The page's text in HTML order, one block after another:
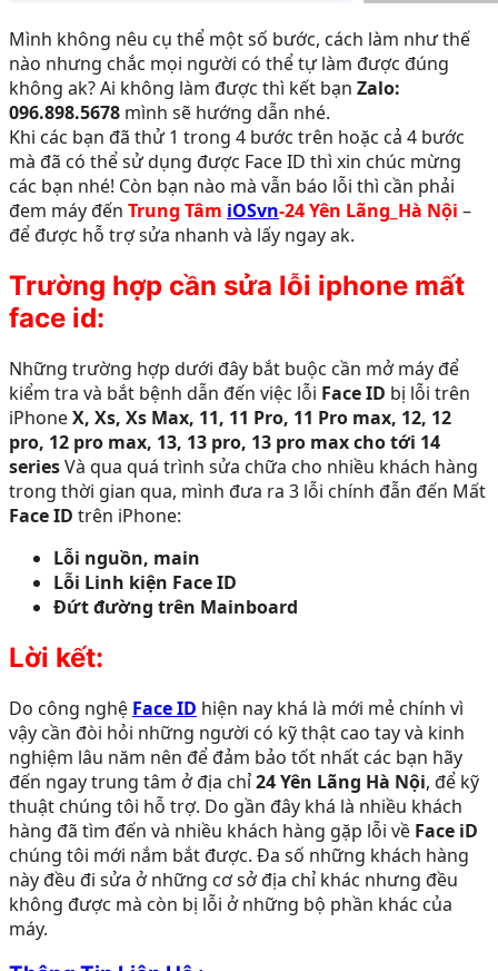
Mình không nêu cụ thể một số bước, cách làm như thế
nào nhưng chắc mọi người có thể tự làm được đúng
không ak? Ai không làm được thì kết bạn Zalo:
096.898.5678 mình sẽ hướng dẫn nhé.
Khi các bạn đã thử 1 trong 4 bước trên hoặc cả 4 bước
mà đã có thể sử dụng được Face ID thì xin chúc mừng
các bạn nhé! Còn bạn nào mà vẫn báo lỗi thì cần phải
đem máy đến Trung Tâm iOSvn-24 Yên Lãng_Hà Nội –
để được hỗ trợ sửa nhanh và lấy ngay ak.
Trường hợp cần sửa lỗi iphone mất
face id:
Những trường hợp dưới đây bắt buộc cần mở máy để
kiểm tra và bắt bệnh dẫn đến việc lỗi Face ID bị lỗi trên
iPhoneX, Xs, Xs Max, 11, 11 Pro, 11 Pro max, 12, 12
pro, 12 pro max, 13, 13 pro, 13 pro max cho tới 14
seriesVà qua quá trình sửa chữa cho nhiều khách hàng
trong thời gian qua, mình đưa ra 3 lỗi chính đẫn đến Mất
Face ID trên iPhone:
Lỗi nguồn, main
Lỗi Linh kiện Face ID
Đứt đường trên Mainboard
Lời kết:
Do công nghệ Face ID hiện nay khá là mới mẻ chính vì
vậy cần đòi hỏi những người có kỹ thật cao tay và kinh
nghiệm lâu năm nên để đảm bảo tốt nhất các bạn hãy
đến ngay trung tâm ở địa chỉ24 Yên Lãng Hà Nội, để kỹ
thuật chúng tôi hỗ trợ. Do gần đây khá là nhiều khách
hàng đã tìm đến và nhiều khách hàng gặp lỗi về Face iD
chúng tôi mới nắm bắt được. Đa số những khách hàng
này đều đi sửa ở những cơ sở địa chỉ khác nhưng đều
không được mà còn bị lỗi ở những bộ phần khác của
máy.